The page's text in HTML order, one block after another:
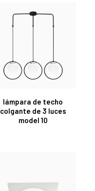
lámpara de techo
colgante de 3 luces
model 10